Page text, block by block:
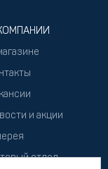
и акции
отдел